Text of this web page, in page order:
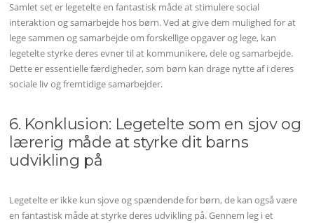
Samlet set er legetelte en fantastisk måde at stimulere social
interaktion og samarbejde hos børn. Ved at give dem mulighed for at
lege sammen og samarbejde om forskellige opgaver og lege, kan
legetelte styrke deres evner til at kommunikere, dele og samarbejde.
Dette er essentielle færdigheder, som børn kan drage nytte af i deres
sociale liv og fremtidige samarbejder.
6. Konklusion: Legetelte som en sjov og
lærerig måde at styrke dit barns
udvikling på
Legetelte er ikke kun sjove og spændende for børn, de kan også være
en fantastisk måde at styrke deres udvikling på. Gennem leg i et